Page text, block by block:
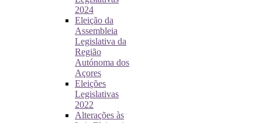
2024
Eleição da
Assembleia
Legislativa da
Região
Autónoma dos
Açores
Eleições
Legislativas
2022
Alterações às